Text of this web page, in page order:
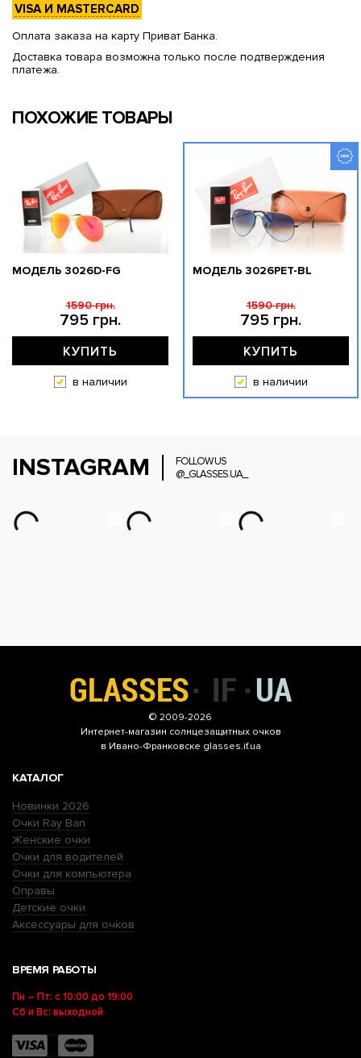
VISA И MASTERCARD
Оплата заказа на карту Приват Банка.
Доставка товара возможна только после подтверждения
платежа.
ПОХОЖИЕ ТОВАРЫ
МОДЕЛЬ 3026D-FG
795 грн.
1590 грн.
КУПИТЬ
в наличии
МОДЕЛЬ 3026PET-BL
795 грн.
1590 грн.
КУПИТЬ
в наличии
INSTAGRAM
FOLLOW US
@_GLASSES.UA_
© 2009-2026
Интернет-магазин солнцезащитных очков
в Ивано-Франковске glasses.if.ua
КАТАЛОГ
Новинки 2026
Очки Ray Ban
Женские очки
Очки для водителей
Очки для компьютера
Оправы
Детские очки
Аксессуары для очков
ВРЕМЯ РАБОТЫ
Пн – Пт: с 10:00 до 19:00
Сб и Вс: выходной